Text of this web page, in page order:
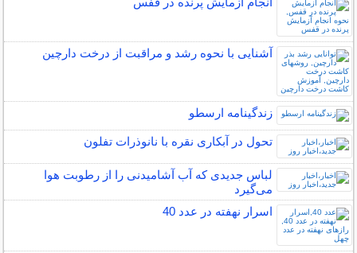
آشنایی با نحوه رشد و مراقبت از درخت دارچین
زندگینامه ارسطو
تحول در آبکاری نقره با نانوذرات تفلون
لباس جدیدی که آب آشامیدنی را از رطوبت هوا
می‌گیرد
اسرار نهفته در عدد 40